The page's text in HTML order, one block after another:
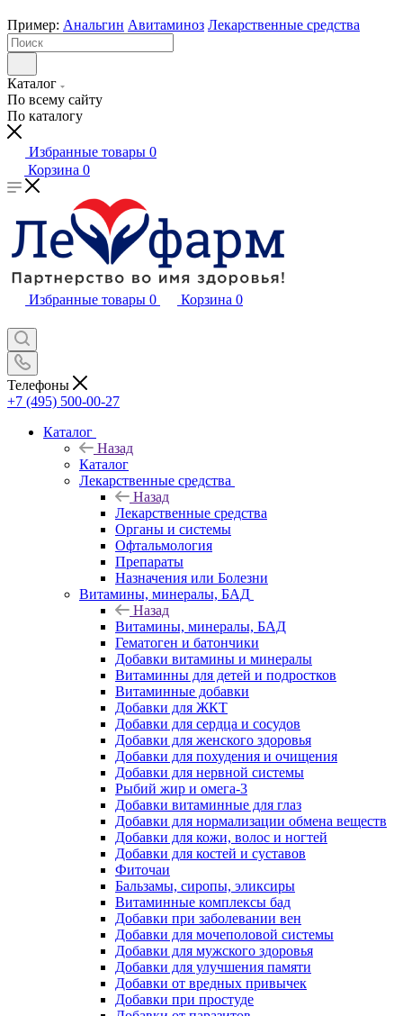
Пример: Анальгин Авитаминоз Лекарственные средства
Каталог
По всему сайту
По каталогу
Избранные товары 0
Корзина 0
Избранные товары 0 Корзина 0
Телефоны
+7 (495) 500-00-27
Каталог
Назад
Каталог
Лекарственные средства
Назад
Лекарственные средства
Органы и системы
Офтальмология
Препараты
Назначения или Болезни
Витамины, минералы, БАД
Назад
Витамины, минералы, БАД
Гематоген и батончики
Добавки витамины и минералы
Витаминны для детей и подростков
Витаминные добавки
Добавки для ЖКТ
Добавки для сердца и сосудов
Добавки для женского здоровья
Добавки для похудения и очищения
Добавки для нервной системы
Рыбий жир и омега-3
Добавки витаминные для глаз
Добавки для нормализации обмена веществ
Добавки для кожи, волос и ногтей
Добавки для костей и суставов
Фиточаи
Бальзамы, сиропы, эликсиры
Витаминные комплексы бад
Добавки при заболевании вен
Добавки для мочеполовой системы
Добавки для мужского здоровья
Добавки для улучшения памяти
Добавки от вредных привычек
Добавки при простуде